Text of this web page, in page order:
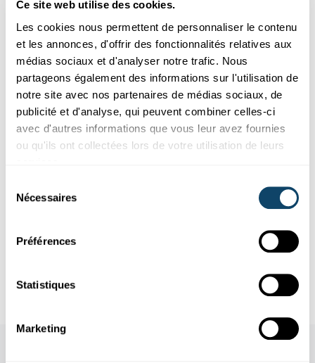
Ce site web utilise des cookies.
Les cookies nous permettent de personnaliser le contenu
et les annonces, d'offrir des fonctionnalités relatives aux
médias sociaux et d'analyser notre trafic. Nous
partageons également des informations sur l'utilisation de
notre site avec nos partenaires de médias sociaux, de
publicité et d'analyse, qui peuvent combiner celles-ci
avec d'autres informations que vous leur avez fournies
ou qu'ils ont collectées lors de votre utilisation de leurs
Nécessaires
Préférences
Statistiques
Marketing
L’art de dévoiler le pertinent dans le chaos du bruit statistique
L’art de dévoiler le pertinent dans le chaos du
Dans leur quête du savoir, les chercheurs testent leurs
hypothèses afin de tirer des conclusions. Découvrez comment
Luxembourg Science Center